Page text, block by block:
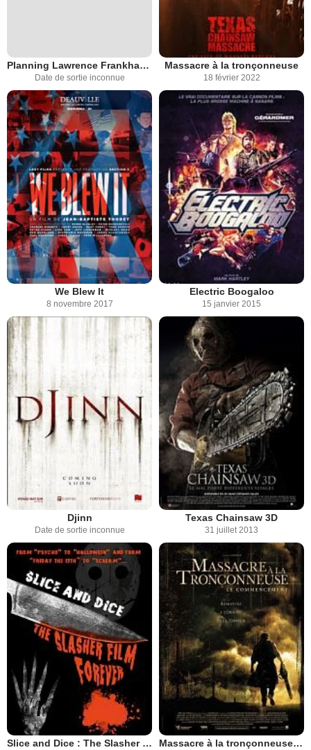
Planning Lawrence Frankhauser's death
Date de sortie inconnue
Massacre à la tronçonneuse
18 février 2022
We Blew It
8 novembre 2017
Electric Boogaloo
15 janvier 2015
Djinn
Date de sortie inconnue
Texas Chainsaw 3D
31 juillet 2013
Slice and Dice : The Slasher Film Forever Massacre à la tronçonneuse : le commencement